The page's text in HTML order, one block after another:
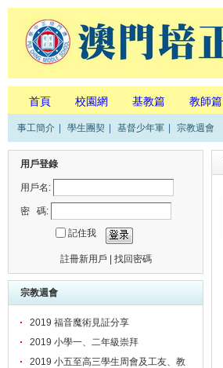
首頁 校園網 基教篇 教師篇
事工簡介 學生團契 基督少年軍 宗教週會
用戶登錄
用戶名:
密 碼:
記住我
註冊新用戶 找回密碼
宗教週會
2019 福音魔術見証分享
2019 小學一、二年級崇拜
2019 小五至高三學生周會及工友、教